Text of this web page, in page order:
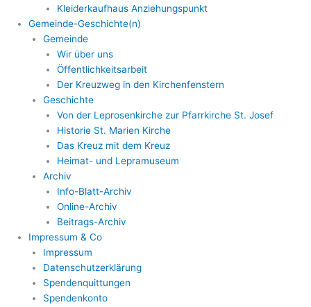
Kleiderkaufhaus Anziehungspunkt
Gemeinde-Geschichte(n)
Gemeinde
Wir über uns
Öffentlichkeitsarbeit
Der Kreuzweg in den Kirchenfenstern
Geschichte
Von der Leprosenkirche zur Pfarrkirche St. Josef
Historie St. Marien Kirche
Das Kreuz mit dem Kreuz
Heimat- und Lepramuseum
Archiv
Info-Blatt-Archiv
Online-Archiv
Beitrags-Archiv
Impressum & Co
Impressum
Datenschutzerklärung
Spendenquittungen
Spendenkonto